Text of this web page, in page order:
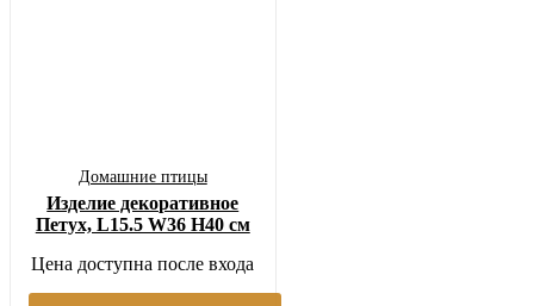
Домашние птицы
Изделие декоративное
Петух, L15.5 W36 H40 см
Цена доступна после входа